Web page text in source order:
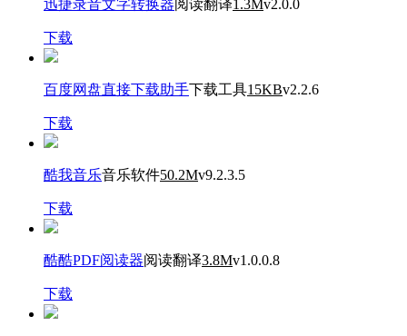
迅捷录音文字转换器 阅读翻译1.3Mv2.0.0
下载
百度网盘直接下载助手下载工具15KBv2.2.6
下载
酷我音乐音乐软件50.2Mv9.2.3.5
下载
酷酷PDF阅读器阅读翻译3.8Mv1.0.0.8
下载